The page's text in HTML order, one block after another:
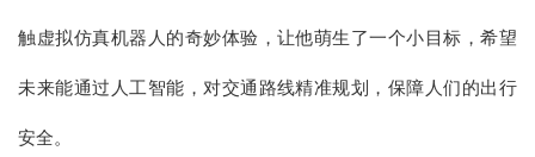
触虚拟仿真机器人的奇妙体验，让他萌生了一个小目标，希望
未来能通过人工智能，对交通路线精准规划，保障人们的出行
安全。